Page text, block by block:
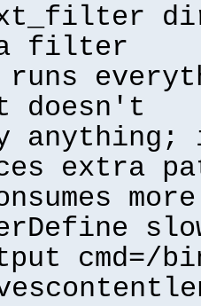
filter
runs
doesn't
extra
cmd=/